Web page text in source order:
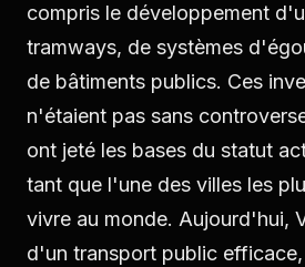
compris le développement
tramways, de systèmes
de bâtiments publics. Ces
n'étaient pas sans
ont jeté les bases du statut
tant que l'une des villes les
vivre au monde. Aujourd'hui,
d'un transport public